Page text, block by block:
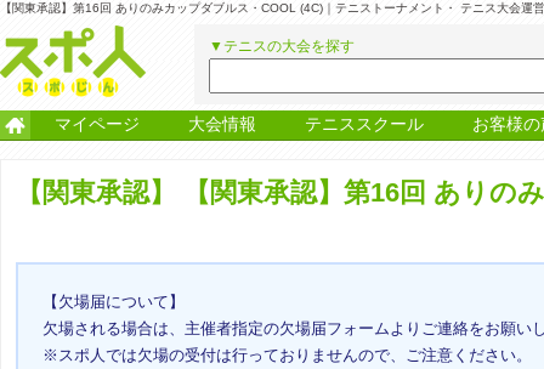
【関東承認】第16回 ありのみカップダブルス・COOL (4C)｜テニストーナメント・ テニス大会運
▼テニスの大会を探す
マイページ 大会情報 テニススクール お客様の
【関東承認】 【関東承認】第16回 ありの
【欠場届について】
欠場される場合は、主催者指定の欠場届フォームよりご連絡をお願い
※スポ人では欠場の受付は行っておりませんので、ご注意ください。